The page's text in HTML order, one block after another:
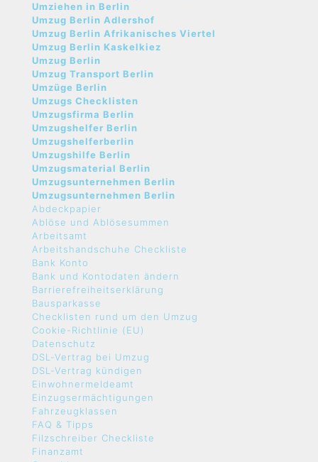
Umziehen in Berlin
Umzug Berlin Adlershof
Umzug Berlin Afrikanisches Viertel
Umzug Berlin Kaskelkiez
Umzug Berlin
Umzug Transport Berlin
Umzüge Berlin
Umzugs Checklisten
Umzugsfirma Berlin
Umzugshelfer Berlin
Umzugshelferberlin
Umzugshilfe Berlin
Umzugsmaterial Berlin
Umzugsunternehmen Berlin
Umzugsunternehmen Berlin
Abdeckpapier
Ablöse und Ablösesummen
Arbeitsamt
Arbeitshandschuhe Checkliste
Bank Konto
Bank und Kontodaten ändern
Barrierefreiheitserklärung
Bausparkasse
Checklisten rund um den Umzug
Cookie-Richtlinie (EU)
Datenschutz
DSL-Vertrag bei Umzug
DSL-Vertrag kündigen
Einwohnermeldeamt
Einzugsermächtigungen
Fahrzeugklassen
FAQ & Tipps
Filzschreiber Checkliste
Finanzamt